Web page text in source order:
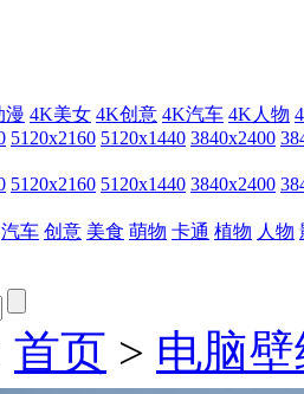
漫 4K美女 4K创意 4K汽车 4K人物
5120x2160 5120x1440 3840x2400
5120x2160 5120x1440 3840x2400
汽车 创意 美食 萌物 卡通 植物 人物
首页 > 电脑